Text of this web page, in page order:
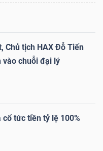
Chủ tịch HAX Đỗ Tiến
vào chuỗi đại lý
cổ tức tiền tỷ lệ 100%